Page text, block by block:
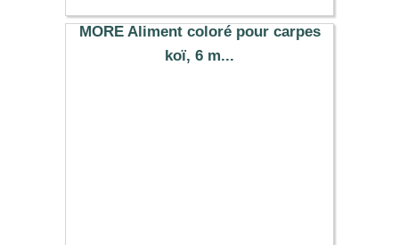
MORE Aliment coloré pour carpes
koï, 6 m...